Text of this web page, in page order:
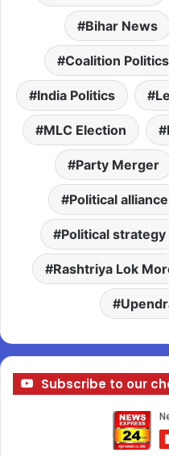
Bihar News
Coalition Politics
India Politics
MLC Election
Party Merger
Political alliance
Political strategy
Rashtriya Lok
Subscribe to our